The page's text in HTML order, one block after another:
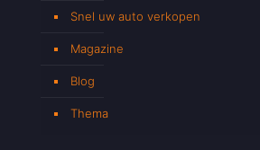
Snel uw auto verkopen
Magazine
Blog
Thema